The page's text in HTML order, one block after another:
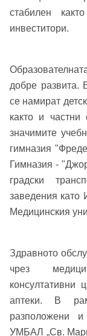
стабилен
инвеститори.
добре развита.
се намират
както и частни
значимите
гимназия
Гимназия -
градски
заведения като
Медицинския
Здравното
чрез
консултативни
аптеки. В
разположени
УМБАЛ „Св.